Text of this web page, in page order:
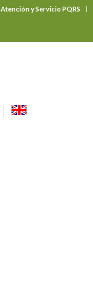
Atención y Servicio PQRS